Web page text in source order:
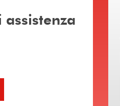
assistenza